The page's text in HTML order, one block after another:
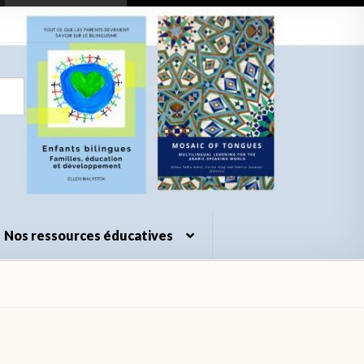
Nos ressources éducatives